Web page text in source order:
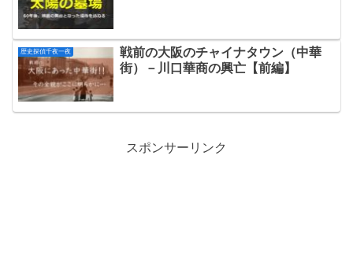
歴史探偵千夜一夜
戦前の大阪のチャイナタウン（中華
街）－川口華商の興亡【前編】
スポンサーリンク